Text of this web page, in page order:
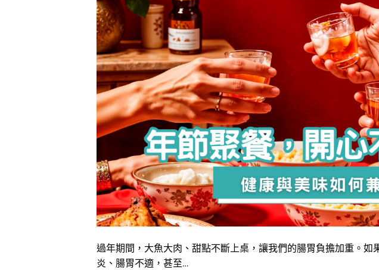
過年期間，大魚大肉、甜點不斷上桌，讓我們的腸胃負擔加重。如
炎、腸胃不適，甚至…